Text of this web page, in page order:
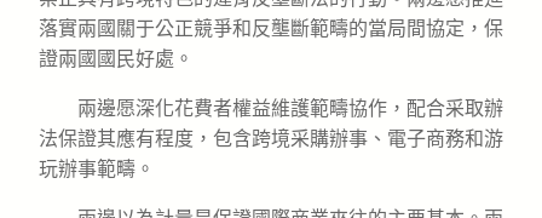
落實兩國關于公正競爭和反壟斷範疇的當局間協定，保
證兩國國民好處。
兩邊愿深化花費者權益維護範疇協作，配合采取辦
法保證其應有程度，包含跨境采購辦事、電子商務和游
玩辦事範疇。